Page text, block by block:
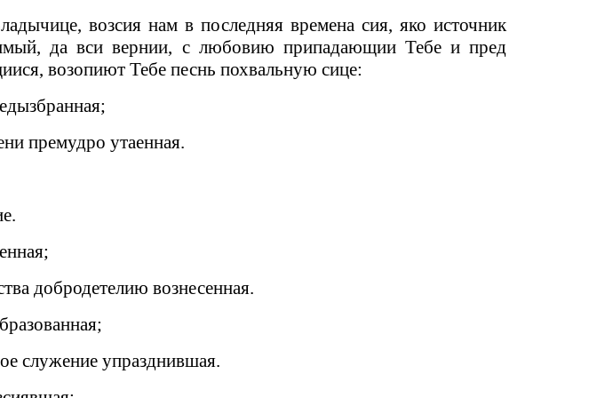
возсия нам в последняя времена сия, яко источник
да вси вернии, с любовию припадающии Тебе и пред
возопиют Тебе песнь похвальную сице:
премудро утаенная.
добродетелию вознесенная.
служение упразднившая.